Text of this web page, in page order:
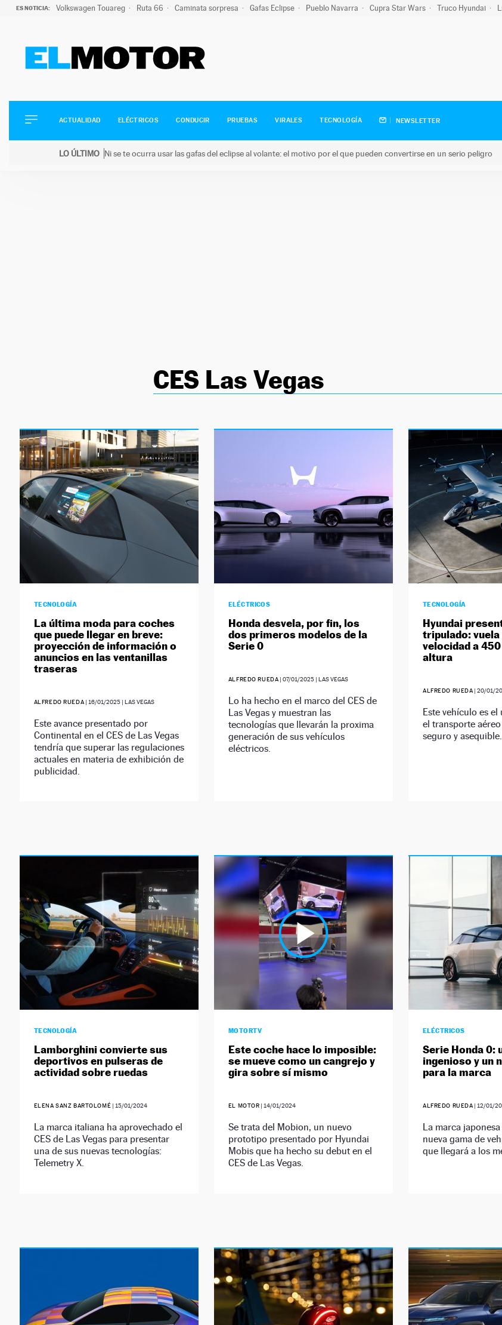
ES NOTICIA: Volkswagen Touareg Ruta 66 Caminata sorpresa Gafas Eclipse Pueblo Navarra Cupra Star Wars Truco Hyundai
ELÉCTRICOS
CONDUCIR
ACTUALIDAD ELÉCTRICOS CONDUCIR PRUEBAS VIRALES TECNOLOGÍA NEWSLETTER
LO ÚLTIMO Ni se te ocurra usar las gafas del eclipse al volante: el motivo por el que pueden convertirse en un serio peligro
CES Las Vegas
TECNOLOGÍA
La última moda para coches
que puede llegar en breve:
proyección de información o
anuncios en las ventanillas
traseras
ALFREDO RUEDA | 16/01/2025 | LAS VEGAS
Este avance presentado por
Continental en el CES de Las Vegas
tendría que superar las regulaciones
actuales en materia de exhibición de
publicidad.
ELÉCTRICOS
Honda desvela, por fin, los
dos primeros modelos de la
Serie 0
ALFREDO RUEDA |07/01/2025 | LAS VEGAS
Lo ha hecho en el marco del CES de
Las Vegas y muestran las
tecnologías que llevarán la proxima
generación de sus vehículos
eléctricos.
TECNOLOGÍA
Hyundai
tripulado: vuela
velocidad a
altura
ALFREDO RUEDA |20/01/
Este vehículo es
el transporte
seguro y asequible.
TECNOLOGÍA
Lamborghini convierte sus
deportivos en pulseras de
actividad sobre ruedas
ELENA SANZ BARTOLOMÉ | 15/01/2024
La marca italiana ha aprovechado el
CES de Las Vegas para presentar
una de sus nuevas tecnologías:
Telemetry X.
MOTORTV
Este coche hace lo imposible:
se mueve como un cangrejo y
gira sobre sí mismo
EL MOTOR | 14/01/2024
Se trata del Mobion, un nuevo
prototipo presentado por Hyundai
Mobis que ha hecho su debut en el
CES de Las Vegas.
ELÉCTRICOS
Serie Honda 0:
ingenioso y un
para la marca
ALFREDO RUEDA | 12/01/
La marca
nueva gama de
que llegará a los